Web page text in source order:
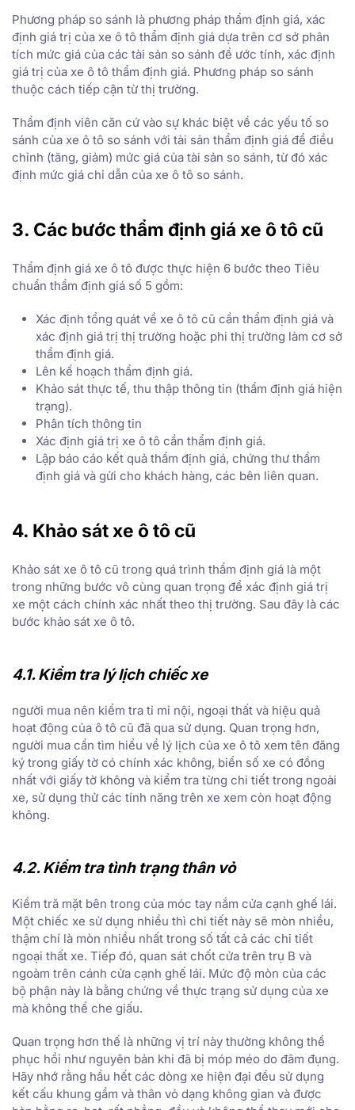
Phương pháp so sánh là phương pháp thẩm định giá, xác
định giá trị của xe ô tô thẩm định giá dựa trên cơ sở phân
tích mức giá của các tài sản so sánh để ước tính, xác định
giá trị của xe ô tô thẩm định giá. Phương pháp so sánh
thuộc cách tiếp cận từ thị trường.
Thẩm định viên căn cứ vào sự khác biệt về các yếu tố so
sánh của xe ô tô so sánh với tài sản thẩm định giá để điều
chỉnh (tăng, giảm) mức giá của tài sản so sánh, từ đó xác
định mức giá chỉ dẫn của xe ô tô so sánh.
3. Các bước thẩm định giá xe ô tô cũ
Thẩm định giá xe ô tô được thực hiện 6 bước theo Tiêu
chuẩn thẩm định giá số 5 gồm:
Xác định tổng quát về xe ô tô cũ cần thẩm định giá và
xác định giá trị thị trường hoặc phi thị trường làm cơ sở
thẩm định giá.
Lên kế hoạch thẩm định giá.
Khảo sát thực tế, thu thập thông tin (thẩm định giá hiện
trạng).
Phân tích thông tin
Xác định giá trị xe ô tô cần thẩm định giá.
Lập báo cáo kết quả thẩm định giá, chứng thư thẩm
định giá và gửi cho khách hàng, các bên liên quan.
4. Khảo sát xe ô tô cũ
Khảo sát xe ô tô cũ trong quá trình thẩm định giá là một
trong những bước vô cùng quan trọng để xác định giá trị
xe một cách chính xác nhất theo thị trường. Sau đây là các
bước khảo sát xe ô tô.
4.1. Kiểm tra lý lịch chiếc xe
người mua nên kiểm tra tỉ mỉ nội, ngoại thất và hiệu quả
hoạt động của ô tô cũ đã qua sử dụng. Quan trọng hơn,
người mua cần tìm hiểu về lý lịch của xe ô tô xem tên đăng
ký trong giấy tờ có chính xác không, biển số xe có đồng
nhất với giấy tờ không và kiểm tra từng chi tiết trong ngoài
xe, sử dụng thử các tính năng trên xe xem còn hoạt động
không.
4.2. Kiểm tra tình trạng thân vỏ
Kiểm tră mặt bên trong của móc tay nắm cửa cạnh ghế lái.
Một chiếc xe sử dụng nhiều thì chi tiết này sẽ mòn nhiều,
thậm chí là mòn nhiều nhất trong số tất cả các chi tiết
ngoại thất xe. Tiếp đó, quan sát chốt cửa trên trụ B và
ngoàm trên cánh cửa cạnh ghế lái. Mức độ mòn của các
bộ phận này là bằng chứng về thực trạng sử dụng của xe
mà không thể che giấu.
Quan trọng hơn thế là những vị trí này thường không thể
phục hồi như nguyên bản khi đã bị móp méo do đâm đụng.
Hãy nhớ rằng hầu hết các dòng xe hiện đại đều sử dụng
kết cấu khung gầm và thân vỏ dạng không gian và được